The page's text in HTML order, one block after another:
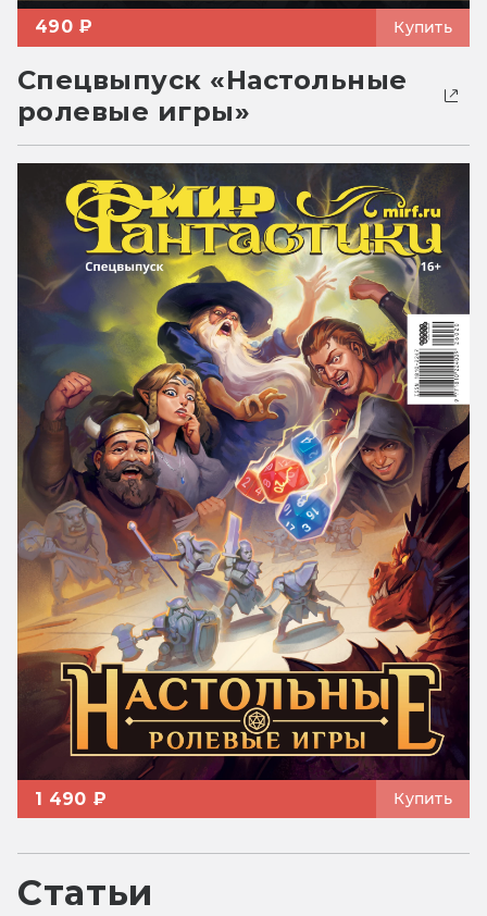
490 ₽ Купить
Спецвыпуск «Настольные
ролевые игры»
1 490 ₽ Купить
Статьи